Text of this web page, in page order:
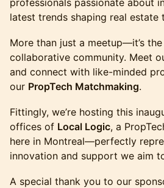
professionals passionate about
latest trends shaping real estate
More than just a meetup—it’s
collaborative community. Meet
and connect with like-minded
our PropTech Matchmaking.
Fittingly, we’re hosting this
offices of Local Logic, a
here in Montreal—perfectly
innovation and support we aim
A special thank you to our